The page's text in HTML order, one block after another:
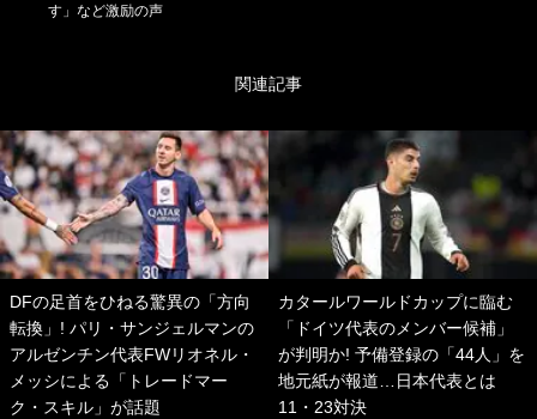
す」など激励の声
関連記事
DFの足首をひねる驚異の「方向
転換」! パリ・サンジェルマンの
アルゼンチン代表FWリオネル・
メッシによる「トレードマー
ク・スキル」が話題
カタールワールドカップに臨む
「ドイツ代表のメンバー候補」
が判明か! 予備登録の「44人」を
地元紙が報道…日本代表とは
11・23対決